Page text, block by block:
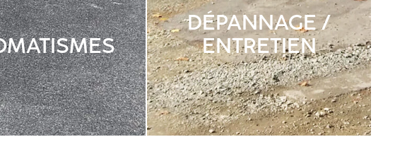
DÉPANNAGE /
ENTRETIEN